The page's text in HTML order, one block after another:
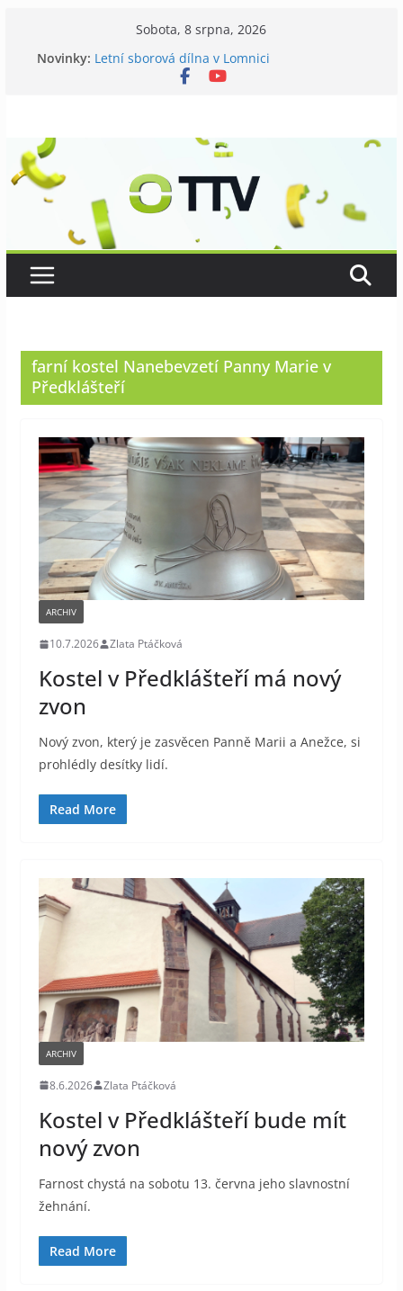
Sobota, 8 srpna, 2026
Novinky: Letní sborová dílna v Lomnici
Chovatelé si připomněli 120 let své existence
farní kostel Nanebevzetí Panny Marie v
Předklášteří
ARCHIV
10.7.2026 Zlata Ptáčková
Kostel v Předklášteří má nový
zvon
Nový zvon, který je zasvěcen Panně Marii a Anežce, si
prohlédly desítky lidí.
Read More
ARCHIV
8.6.2026 Zlata Ptáčková
Kostel v Předklášteří bude mít
nový zvon
Farnost chystá na sobotu 13. června jeho slavnostní
žehnání.
Read More